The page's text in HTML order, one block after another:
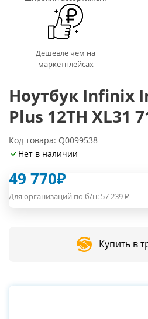
Дешевле чем на
маркетплейсах
Ноутбук Infinix
Plus 12TH XL31
Код товара: Q0099538
Нет в наличии
49 770₽
Для организаций по б/н: 57 239₽
Купить в